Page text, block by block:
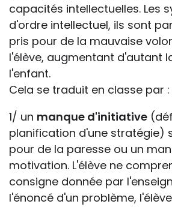
capacités intellectuelles. Les
d'ordre intellectuel, ils sont
pris pour de la mauvaise
l'élève, augmentant d'autant
l'enfant.
Cela se traduit en classe par :
1/ un manque d'initiative
planification d'une stratégie)
pour de la paresse ou un
motivation. L'élève ne
consigne donnée par
l'énoncé d'un problème,